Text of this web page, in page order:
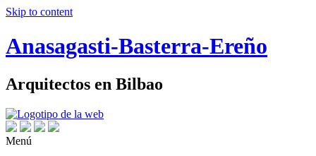
Skip to content
Anasagasti-Basterra-Ereño
Arquitectos en Bilbao
Menú